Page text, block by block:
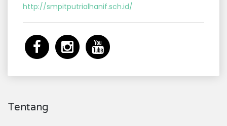
Tentang
http://smpitputrialhanif.sch.id/